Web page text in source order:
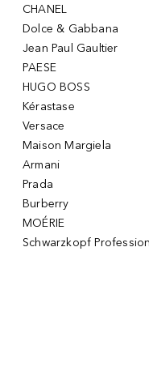
CHANEL
Dolce & Gabbana
Jean Paul Gaultier
PAESE
HUGO BOSS
Kérastase
Versace
Maison Margiela
Armani
Prada
Burberry
MOÉRIE
Schwarzkopf